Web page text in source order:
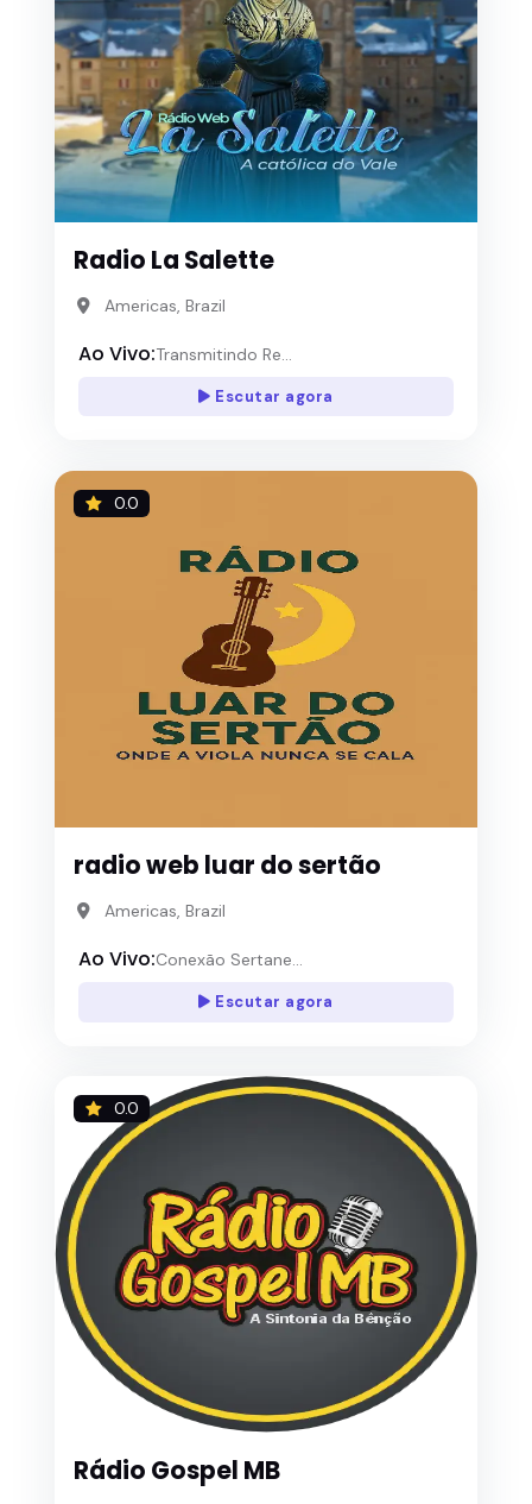
Radio La Salette
Americas, Brazil
Ao Vivo:Transmitindo Re...
Escutar agora
0.0
radio web luar do sertão
Americas, Brazil
Ao Vivo:Conexão Sertane...
Escutar agora
0.0
Rádio Gospel MB